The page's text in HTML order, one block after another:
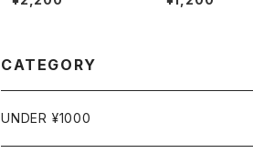
/ ???? Reissue]
arner Bros. /
CATEGORY
UNDER ¥1000